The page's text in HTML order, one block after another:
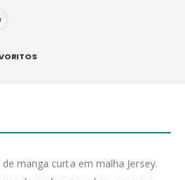
de manga curta em malha Jersey.